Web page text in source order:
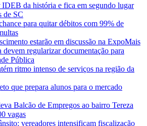
da história e fica em segundo lugar
de SC
para quitar débitos com 99% de
estarão em discussão na ExpoMais
devem regularizar documentação para
Pública
ritmo intenso de serviços na região da
que prepara alunos para o mercado
Balcão de Empregos ao bairro Tereza
vagas
vereadores intensificam fiscalização